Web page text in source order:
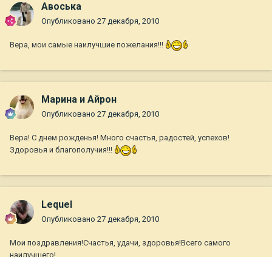
Авоська
Опубликовано 27 декабря, 2010
Вера, мои самые наилучшие пожелания!!!
Марина и Айрон
Опубликовано 27 декабря, 2010
Вера! С днем рожденья! Много счастья, радостей, успехов!
Здоровья и благополучия!!!
Lequel
Опубликовано 27 декабря, 2010
Мои поздравления!Счастья, удачи, здоровья!Всего самого
наилучшего!